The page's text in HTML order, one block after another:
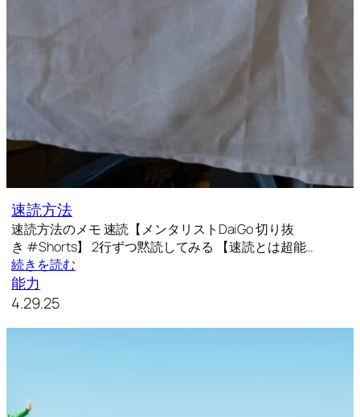
速読方法
速読方法のメモ 速読【メンタリストDaiGo 切り抜
き #Shorts】 2行ずつ黙読してみる 【速読とは超能…
続きを読む
能力
4.29.25